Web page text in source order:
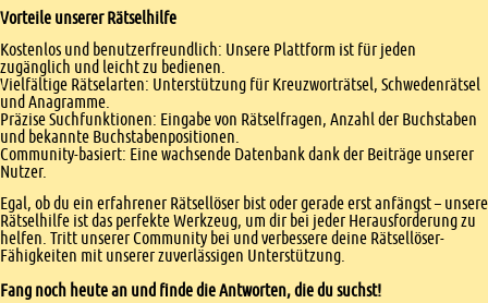
Vorteile unserer Rätselhilfe
Kostenlos und benutzerfreundlich: Unsere Plattform ist für jeden
zugänglich und leicht zu bedienen.
Vielfältige Rätselarten: Unterstützung für Kreuzworträtsel, Schwedenrätsel
und Anagramme.
Präzise Suchfunktionen: Eingabe von Rätselfragen, Anzahl der Buchstaben
und bekannte Buchstabenpositionen.
Community-basiert: Eine wachsende Datenbank dank der Beiträge unserer
Nutzer.
Egal, ob du ein erfahrener Rätsellöser bist oder gerade erst anfängst – unsere
Rätselhilfe ist das perfekte Werkzeug, um dir bei jeder Herausforderung zu
helfen. Tritt unserer Community bei und verbessere deine Rätsellöser-
Fähigkeiten mit unserer zuverlässigen Unterstützung.
Fang noch heute an und finde die Antworten, die du suchst!